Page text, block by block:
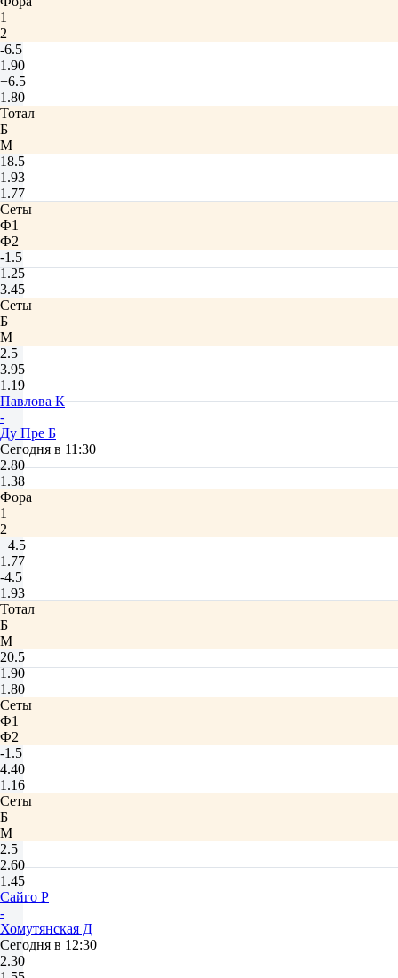
1
2
-6.5
1.90
+6.5
1.80
Тотал
Б
М
18.5
1.93
1.77
Сеты
Ф1
Ф2
-1.5
1.25
3.45
Сеты
Б
М
2.5
3.95
1.19
Павлова К
-
Ду Пре Б
Сегодня в 11:30
2.80
1.38
Фора
1
2
+4.5
1.77
-4.5
1.93
Тотал
Б
М
20.5
1.90
1.80
Сеты
Ф1
Ф2
-1.5
4.40
1.16
Сеты
Б
М
2.5
2.60
1.45
Сайго Р
-
Хомутянская Д
Сегодня в 12:30
2.30